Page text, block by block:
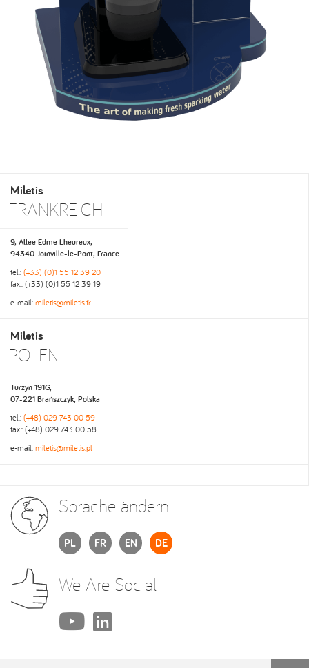
Miletis
FRANKREICH
9, Allee Edme Lheureux,
94340 Joinville-le-Pont, France
tel.: (+33) (0)1 55 12 39 20
fax.: (+33) (0)1 55 12 39 19
e-mail: miletis@miletis.fr
Miletis
POLEN
Turzyn 191G,
07-221 Brańszczyk, Polska
tel.: (+48) 029 743 00 59
fax.: (+48) 029 743 00 58
e-mail: miletis@miletis.pl
Sprache ändern
PL FR EN DE
We Are Social